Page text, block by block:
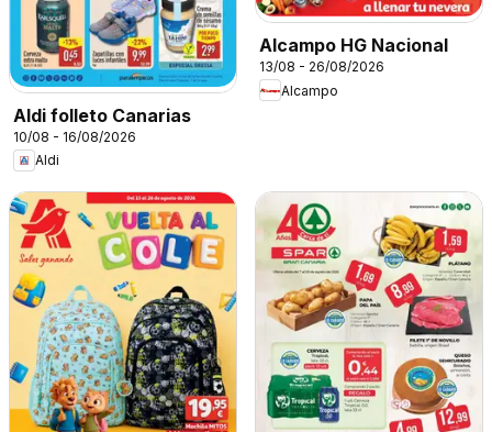
Aldi folleto Canarias
10/08 - 16/08/2026
Aldi
Alcampo HG Nacional
13/08 - 26/08/2026
Alcampo